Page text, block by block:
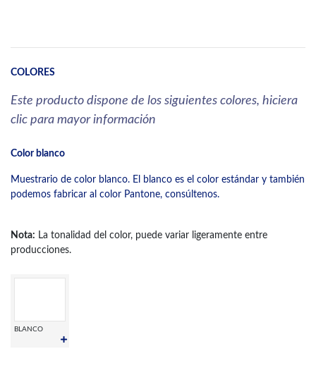
COLORES
Este producto dispone de los siguientes colores, hiciera
clic para mayor información
Color blanco
Muestrario de color blanco. El blanco es el color estándar y también
podemos fabricar al color Pantone, consúltenos.
Nota: La tonalidad del color, puede variar ligeramente entre
producciones.
BLANCO